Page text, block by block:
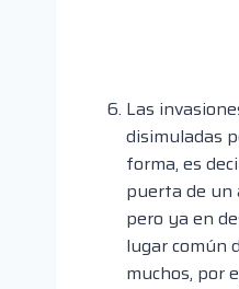
Las
disimuladas
forma, es
puerta de un
pero ya en
lugar común
muchos, por